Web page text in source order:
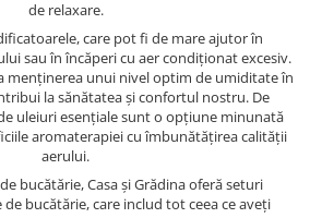
de relaxare.
care pot fi de mare ajutor în
sau în încăperi cu aer condiționat excesiv.
menținerea unui nivel optim de umiditate în
la sănătatea și confortul nostru. De
uleiuri esențiale sunt o opțiune minunată
aromaterapiei cu îmbunătățirea calității
aerului.
bucătărie, Casa și Grădina oferă seturi
bucătărie, care includ tot ceea ce aveți